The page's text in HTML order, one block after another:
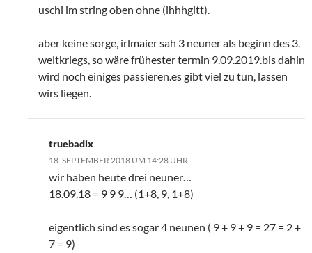
uschi im string oben ohne (ihhhgitt).
aber keine sorge, irlmaier sah 3 neuner als beginn des 3.
weltkriegs, so wäre frühester termin 9.09.2019.bis dahin
wird noch einiges passieren.es gibt viel zu tun, lassen
wirs liegen.
truebadix
18. SEPTEMBER 2018 UM 14:28 UHR
wir haben heute drei neuner…
18.09.18 = 9 9 9… (1+8, 9, 1+8)
eigentlich sind es sogar 4 neunen ( 9 + 9 + 9 = 27 = 2 +
7 = 9)